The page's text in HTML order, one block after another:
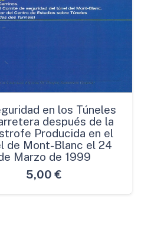
en los Túneles
después de la
Producida en el
de Mont-Blanc el 24
Marzo de 1999
5,00 €